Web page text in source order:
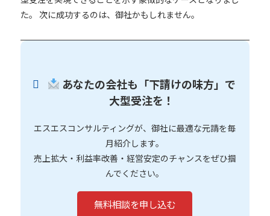
た。 次に成功するのは、御社かもしれません。
あなたの会社も「下請けの味方」で
大型受注を！
エスエスコンサルティングが、御社に最適な元請を毎
月紹介します。
売上拡大・利益率改善・経営安定のチャンスをぜひ掴
んでください。
無料相談を申し込む